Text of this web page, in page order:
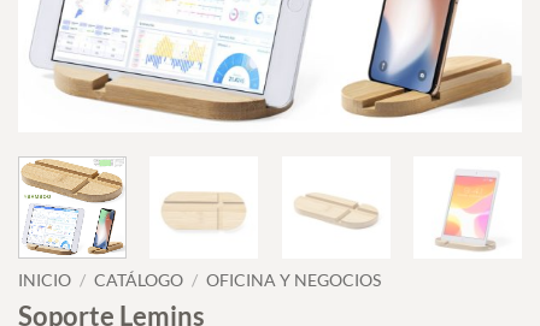
INICIO / CATÁLOGO / OFICINA Y NEGOCIOS
Soporte Lemins